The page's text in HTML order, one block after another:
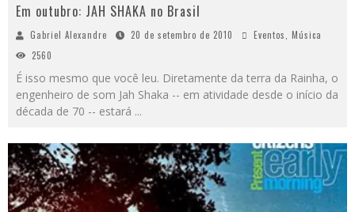
Em outubro: JAH SHAKA no Brasil
Gabriel Alexandre 20 de setembro de 2010 Eventos
Música
2560
É isso mesmo que você leu. Diretamente da terra da Rainha, o
engenheiro de som Jah Shaka -- em atividade desde o início da
década de 70 -- estará ...